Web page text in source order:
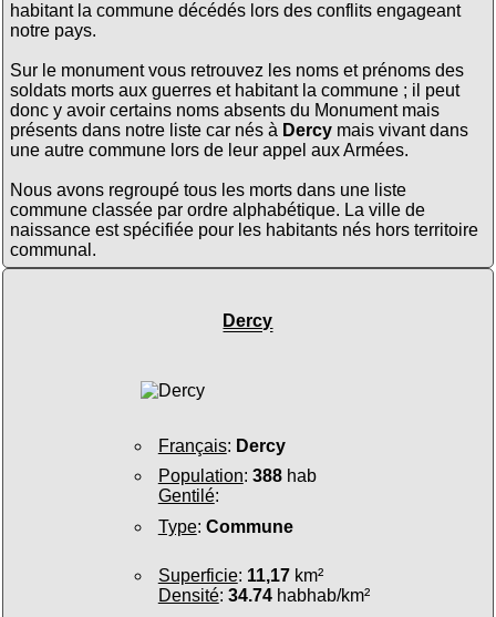
habitant la commune décédés lors des conflits engageant
notre pays.
Sur le monument vous retrouvez les noms et prénoms des
soldats morts aux guerres et habitant la commune ; il peut
donc y avoir certains noms absents du Monument mais
présents dans notre liste car nés à Dercymais vivant dans
une autre commune lors de leur appel aux Armées.
Nous avons regroupé tous les morts dans une liste
commune classée par ordre alphabétique. La ville de
naissance est spécifiée pour les habitants nés hors territoire
communal.
Dercy
Français: Dercy
Population: 388hab
Gentilé:
Type: Commune
Superficie: 11,17km²
Densité: 34.74habhab/km²